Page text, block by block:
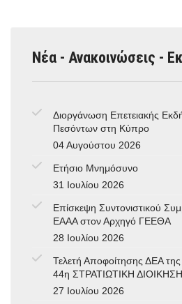
Νέα - Ανακοινώσεις -
Διοργάνωση Επετειακής
Πεσόντων στη Κύπρο
04 Αυγούστου 2026
Ετήσιο Μνημόσυνο
31 Ιουλίου 2026
Επίσκεψη Συντονιστικού
ΕΑΑΑ στον Αρχηγό ΓΕΕΘΑ
28 Ιουλίου 2026
Τελετή Αποφοίτησης ΔΕΑ
44η ΣΤΡΑΤΙΩΤΙΚΗ
27 Ιουλίου 2026